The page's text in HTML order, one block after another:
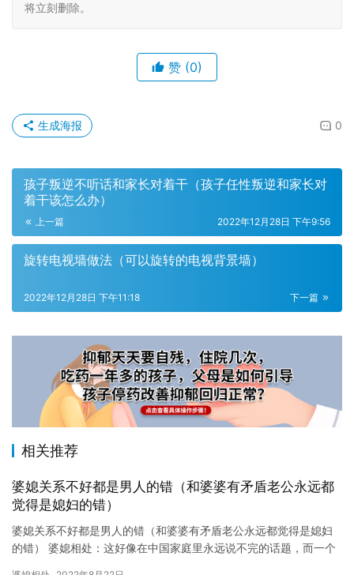
将立刻删除。
赞 (0)
0
生成海报
孩子叛逆不听话和家长对着干（孩子任性叛逆和家长对
着干该怎么办）
上一篇 2022年12月28日 下午9:56
旋转电视墙做法（可以旋转的电视背景墙）
下一篇
2022年12月28日 下午11:18
相关推荐
婆媳关系不好都是男人的错（和婆婆有矛盾老公永远都
觉得是媳妇的错）
婆媳关系不好都是男人的错（和婆婆有矛盾老公永远都觉得是媳妇
的错） 婆媳相处：这好像在中国家庭里永远说不完的话题，而一个